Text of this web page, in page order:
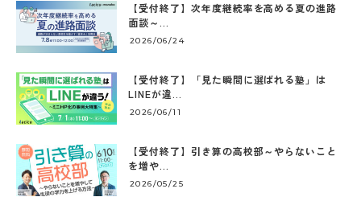
【受付終了】次年度継続率を高める夏の進路
面談～...
2026/06/24
【受付終了】「見た瞬間に選ばれる塾」は
LINEが違...
2026/06/11
【受付終了】引き算の高校部～やらないこと
を増や...
2026/05/25